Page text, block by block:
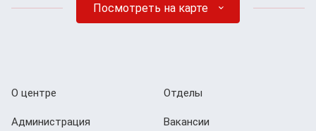
Посмотреть на карте
О центре
Администрация
Отделы
Вакансии